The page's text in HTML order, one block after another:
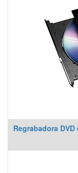
Regrabadora